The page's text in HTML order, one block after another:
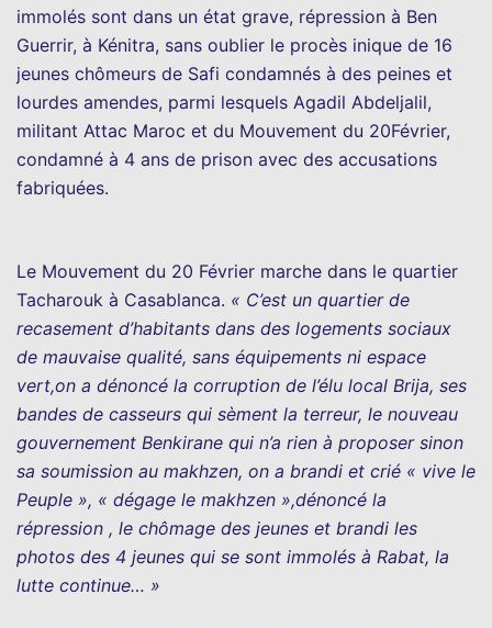
immolés sont dans un état grave, répression à Ben
Guerrir, à Kénitra, sans oublier le procès inique de 16
jeunes chômeurs de Safi condamnés à des peines et
lourdes amendes, parmi lesquels Agadil Abdeljalil,
militant Attac Maroc et du Mouvement du 20Février,
condamné à 4 ans de prison avec des accusations
fabriquées.
Le Mouvement du 20 Février marche dans le quartier
Tacharouk à Casablanca. « C’est un quartier de
recasement d’habitants dans des logements sociaux
de mauvaise qualité, sans équipements ni espace
vert,on a dénoncé la corruption de l’élu local Brija, ses
bandes de casseurs qui sèment la terreur, le nouveau
gouvernement Benkirane qui n’a rien à proposer sinon
sa soumission au makhzen, on a brandi et crié « vive le
Peuple », « dégage le makhzen »,dénoncé la
répression , le chômage des jeunes et brandi les
photos des 4 jeunes qui se sont immolés à Rabat, la
lutte continue… »